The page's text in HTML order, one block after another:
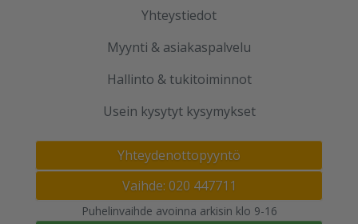
Yhteystiedot
Myynti & asiakaspalvelu
Hallinto & tukitoiminnot
Usein kysytyt kysymykset
Yhteydenottopyyntö
Vaihde: 020 447711
Puhelinvaihde avoinna arkisin klo 9-16